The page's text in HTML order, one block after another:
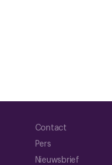
Contact
Pers
Nieuwsbrief